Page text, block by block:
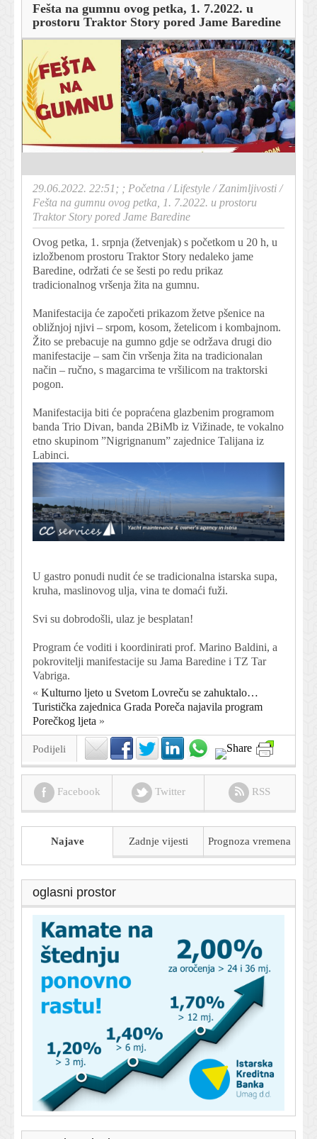
Fešta na gumnu ovog petka, 1. 7.2022. u
prostoru Traktor Story pored Jame Baredine
29.06.2022. 22:51; ; Početna /Lifestyle /Zanimljivosti /
Fešta na gumnu ovog petka, 1. 7.2022. u prostoru
Traktor Story pored Jame Baredine
Ovog petka, 1. srpnja (žetvenjak) s početkom u 20 h, u
izložbenom prostoru Traktor Story nedaleko jame
Baredine, održati će se šesti po redu prikaz
tradicionalnog vršenja žita na gumnu.
Manifestacija će započeti prikazom žetve pšenice na
obližnjoj njivi – srpom, kosom, žetelicom i kombajnom.
Žito se prebacuje na gumno gdje se održava drugi dio
manifestacije – sam čin vršenja žita na tradicionalan
način – ručno, s magarcima te vršilicom na traktorski
pogon.
Manifestacija biti će popraćena glazbenim programom
banda Trio Divan, banda 2BiMb iz Vižinade, te vokalno
etno skupinom ”Nigrignanum” zajednice Talijana iz
Labinci.
U gastro ponudi nudit će se tradicionalna istarska supa,
kruha, maslinovog ulja, vina te domaći fuži.
Svi su dobrodošli, ulaz je besplatan!
Program će voditi i koordinirati prof. Marino Baldini, a
pokrovitelji manifestacije su Jama Baredine i TZ Tar
Vabriga.
« Kulturno ljeto u Svetom Lovreču se zahuktalo…
Turistička zajednica Grada Poreča najavila program
Porečkog ljeta »
Podijeli
Facebook Twitter RSS
Najave Zadnje vijesti Prognoza vremena
oglasni prostor